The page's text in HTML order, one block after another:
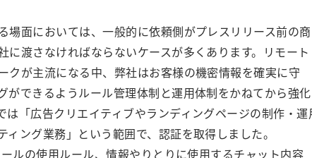
場面においては、一般的に依頼側がプレスリリース前の商
渡さなければならないケースが多くあります。リモート
クが主流になる中、弊社はお客様の機密情報を確実に守
ができるようルール管理体制と運用体制をかねてから強化
は「広告クリエイティブやランディングページの制作・運
ング業務」という範囲で、認証を取得しました。
ルの使用ルール、情報やりとりに使用するチャット内容